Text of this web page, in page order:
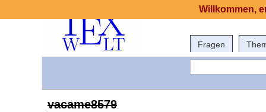
Fragen
vacame8579
Willkommen,